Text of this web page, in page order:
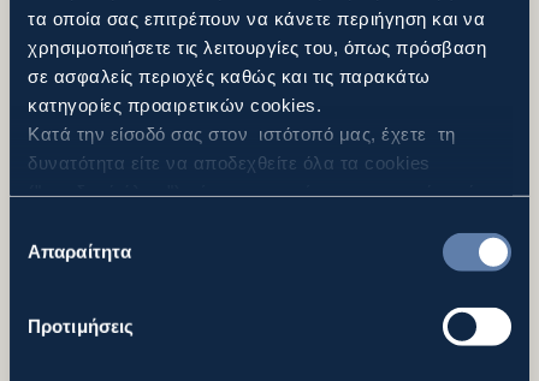
τα οποία σας επιτρέπουν να κάνετε περιήγηση και να
χρησιμοποιήσετε τις λειτουργίες του, όπως πρόσβαση
σε ασφαλείς περιοχές καθώς και τις παρακάτω
κατηγορίες προαιρετικών cookies.
Κατά την είσοδό σας στον ιστότοπό μας, έχετε τη
δυνατότητα είτε να αποδεχθείτε όλα τα cookies
("Απόρριψη Όλων"), είτε να επιλέξετε συγκεκριμένα
πατήσετε το κουμπί ("Αποδοχή Επιλεγμένων"). Για
περισσότερες πληροφορίες μπορείτε να ανατρέξετε
συγκατάθεσης
Απαραίτητα
Προτιμήσεις